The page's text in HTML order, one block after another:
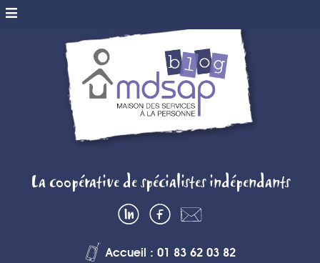
MDSAP BLOG
– MAISON DES
SERVICES A
La coopérative de spécialistes indépendants
nous
Accueil : 01 83 62 03 82